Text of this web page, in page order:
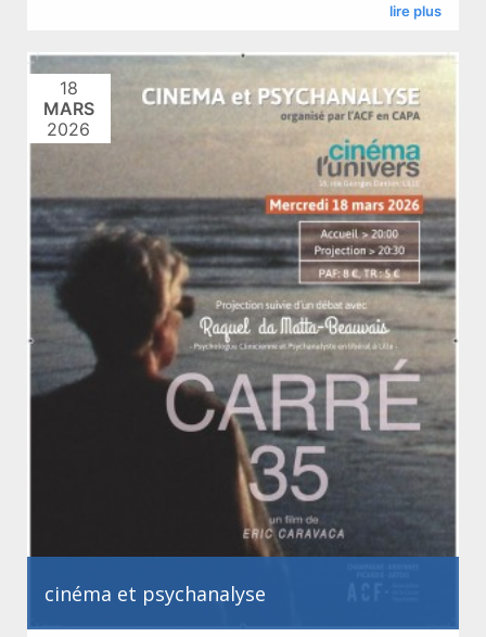
lire plus
18
MARS
2026
cinéma et psychanalyse